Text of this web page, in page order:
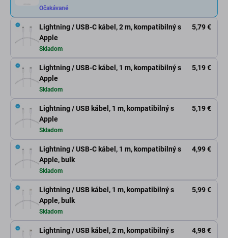
Lightning / USB-C kábel, 2 m, kompatibilný s
Apple
5,79 €
Skladom
Lightning / USB-C kábel, 1 m, kompatibilný s
Apple
5,19 €
Skladom
Lightning / USB kábel, 1 m, kompatibilný s
Apple
5,19 €
Skladom
Lightning / USB-C kábel, 1 m, kompatibilný s
Apple, bulk
4,99 €
Skladom
Lightning / USB kábel, 1 m, kompatibilný s
Apple, bulk
5,99 €
Skladom
Lightning / USB kábel, 2 m, kompatibilný s
4,98 €
Očakávané